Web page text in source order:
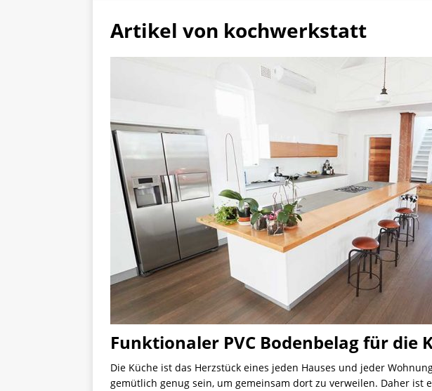
Artikel von kochwerkstatt
Funktionaler PVC Bodenbelag für die
Die Küche ist das Herzstück eines jeden Hauses und jeder
gemütlich genug sein, um gemeinsam dort zu verweilen. Daher ist